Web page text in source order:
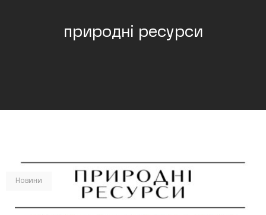
природні ресурси
Новини